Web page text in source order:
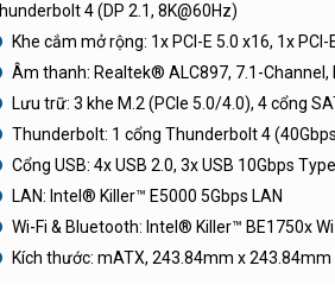
4 (DP 2.1, 8K@60Hz)
Khe cắm mở rộng: 1x PCI-E 5.0 x16, 1x PCI-
Âm thanh: Realtek® ALC897, 7.1-Channel,
Lưu trữ: 3 khe M.2 (PCIe 5.0/4.0), 4 cổng
Thunderbolt: 1 cổng Thunderbolt 4
Cổng USB: 4x USB 2.0, 3x USB 10Gbps
LAN: Intel® Killer™ E5000 5Gbps LAN
Wi-Fi & Bluetooth: Intel® Killer™ BE1750x
Kích thước: mATX, 243.84mm x 243.84mm